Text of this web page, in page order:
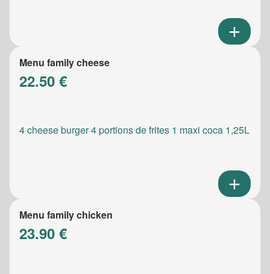
Menu family cheese
22.50 €
4 cheese burger 4 portions de frites 1 maxi coca 1,25L
Menu family chicken
23.90 €